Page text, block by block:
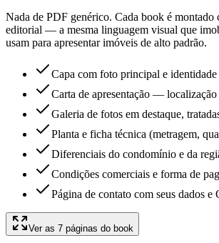
Nada de PDF genérico. Cada book é montado
editorial — a mesma linguagem visual que
usam para apresentar imóveis de alto padrão.
Capa com foto principal e
Carta de apresentação —
Galeria de fotos em destaque,
Planta e ficha técnica (metragem,
Diferenciais do condomínio e da
Condições comerciais e forma de
Página de contato com seus dados
Ver as 7 páginas do book